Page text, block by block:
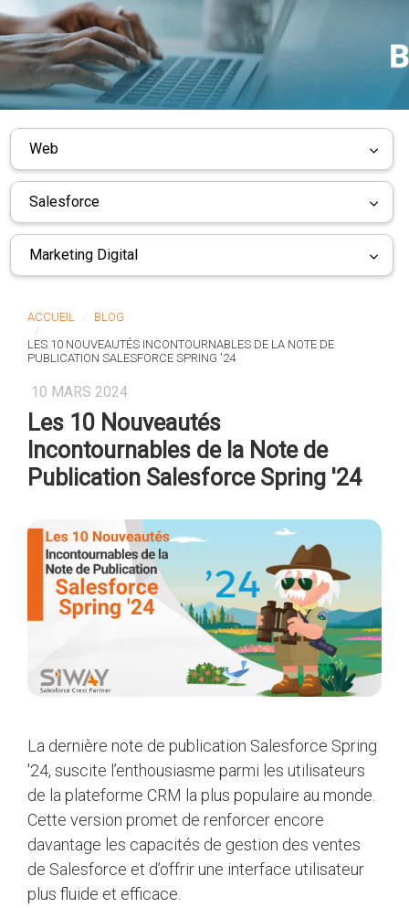
Web
Salesforce
Marketing Digital
ACCUEIL
BLOG
LES 10 NOUVEAUTÉS INCONTOURNABLES DE LA NOTE DE
PUBLICATION SALESFORCE SPRING '24
10 MARS 2024
Les 10 Nouveautés
Incontournables de la Note de
Publication Salesforce Spring '24
La dernière note de publication Salesforce Spring
'24, suscite l’enthousiasme parmi les utilisateurs
de la plateforme CRM la plus populaire au monde.
Cette version promet de renforcer encore
davantage les capacités de gestion des ventes
de Salesforce et d’offrir une interface utilisateur
plus fluide et efficace.